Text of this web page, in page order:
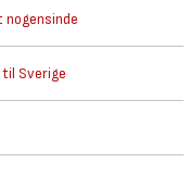
Sverige